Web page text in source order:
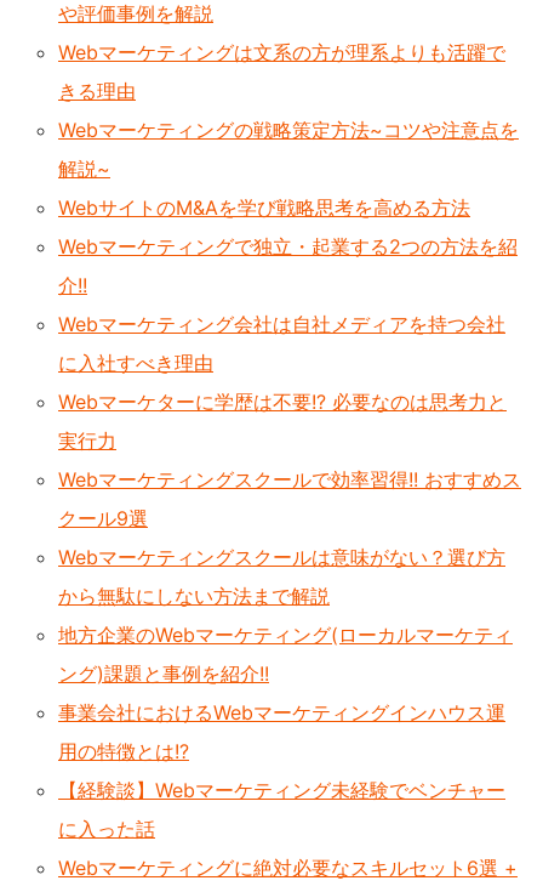
や評価事例を解説
Webマーケティングは文系の方が理系よりも活躍で
きる理由
Webマーケティングの戦略策定方法~コツや注意点を
解説~
WebサイトのM&Aを学び戦略思考を高める方法
Webマーケティングで独立・起業する2つの方法を紹
介!!
Webマーケティング会社は自社メディアを持つ会社
に入社すべき理由
Webマーケターに学歴は不要!? 必要なのは思考力と
実行力
Webマーケティングスクールで効率習得!! おすすめス
クール9選
Webマーケティングスクールは意味がない？選び方
から無駄にしない方法まで解説
地方企業のWebマーケティング(ローカルマーケティ
ング)課題と事例を紹介!!
事業会社におけるWebマーケティングインハウス運
用の特徴とは!?
【経験談】Webマーケティング未経験でベンチャー
に入った話
Webマーケティングに絶対必要なスキルセット6選 +